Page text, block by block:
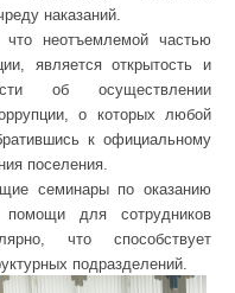
наказаний.
неотъемлемой частью
является открытость и
об осуществлении
о которых любой
к официальному
поселения.
семинары по оказанию
помощи для сотрудников
что способствует
подразделений.